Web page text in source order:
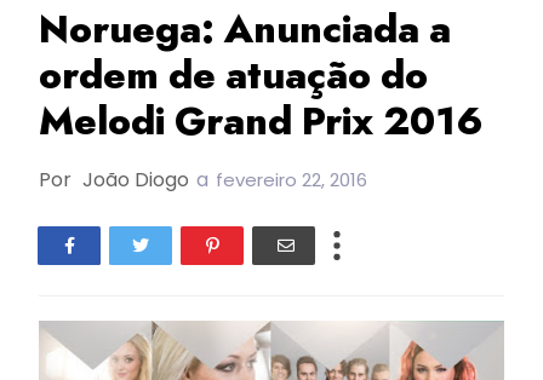
Noruega: Anunciada a
ordem de atuação do
Melodi Grand Prix 2016
Por João Diogo a fevereiro 22, 2016